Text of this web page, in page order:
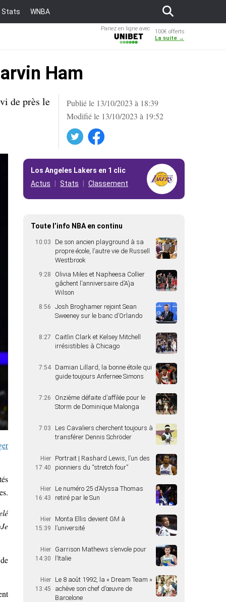
Stats WNBA
Pariez en ligne avec
100€ offerts
La suite →
Ham
Publié le 13/10/2023 à 18:39
Modifié le 13/10/2023 à 19:52
Facebook
de près le
Los Angeles Lakers en 1 clic
Actus
Stats Classement
Toute l’info NBA en continu
10:03
De son ancien playground à sa
propre école, l’autre vie de Russell
Westbrook
9:28
Olivia Miles et Napheesa Collier
gâchent l’anniversaire d’A’ja
Wilson
8:56
Josh Broghamer rejoint Sean
Sweeney sur le banc d’Orlando
8:27
Caitlin Clark et Kelsey Mitchell
irrésistibles à Chicago
7:54
Damian Lillard, la bonne étoile qui
guide toujours Anfernee Simons
7:26
Onzième défaite d’affilée pour le
Storm de Dominique Malonga
7:03
Les Cavaliers cherchent toujours à
transférer Dennis Schröder
Hier
17:40
Portrait | Rashard Lewis, l’un des
pionniers du “stretch four”
Hier
16:43
Le numéro 25 d’Alyssa Thomas
retiré par le Sun
Hier
15:39
Monta Ellis devient GM à
l’université
Hier
14:30
Garrison Mathews s’envole pour
l’Italie
Hier
13:45
Le 8 août 1992, la « Dream Team »
achève son chef d’œuvre de
Barcelone